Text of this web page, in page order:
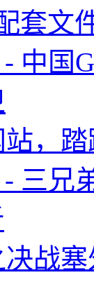
套文
中国
，
三兄
战